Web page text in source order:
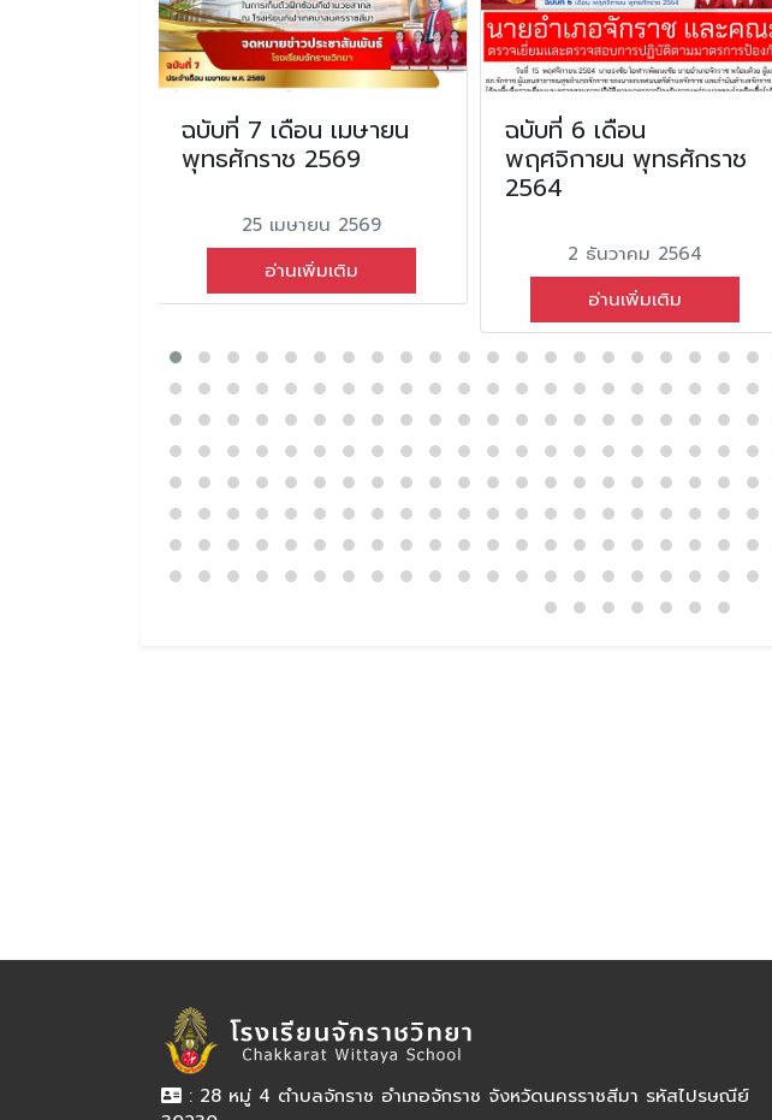
ฉบับที่ 7 เดือน เมษายน
พุทธศักราช 2569
25 เมษายน 2569
อ่านเพิ่มเติม
ฉบับที่ 6 เดือน
พฤศจิกายน พุทธศักราช
2564
2 ธันวาคม 2564
อ่านเพิ่มเติม
: 28 หมู่ 4 ตำบลจักราช อำเภอจักราช จังหวัดนครราชสีมา รหัสไปรษณีย์